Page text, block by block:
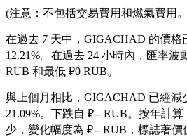
多種以USDC結算的永續合約
(注意：不包括交易費用和燃氣費用
在過去 7 天中，GIGACHAD 的價格
12.21%。 在過去 24 小時內，匯率波
RUB 和最低 ₽0 RUB。
與上個月相比，GIGACHAD 已經減
21.09%。下跌自 ₽-- RUB。 按年計算
少，變化幅度為 ₽-- RUB，標誌著價